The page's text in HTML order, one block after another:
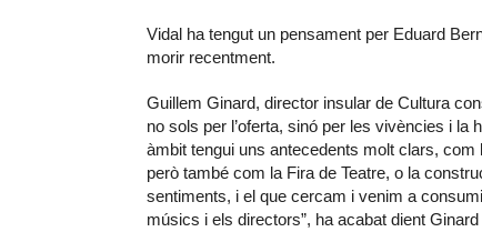
Vidal ha tengut un pensament per Eduard
morir recentment.
Guillem Ginard, director insular de Cultura
no sols per l’oferta, sinó per les vivències i la
àmbit tengui uns antecedents molt clars,
però també com la Fira de Teatre, o la
sentiments, i el que cercam i venim a
músics i els directors”, ha acabat dient